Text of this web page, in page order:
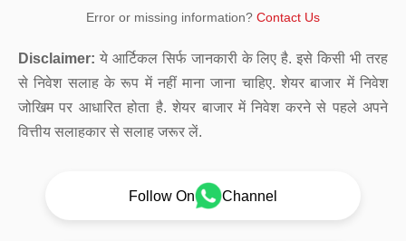
Error or missing information? Contact Us
Disclaimer: ये आर्टिकल सिर्फ जानकारी के लिए है. इसे किसी भी तरह
से निवेश सलाह के रूप में नहीं माना जाना चाहिए. शेयर बाजार में निवेश
जोखिम पर आधारित होता है. शेयर बाजार में निवेश करने से पहले अपने
वित्तीय सलाहकार से सलाह जरूर लें.
Follow On Channel